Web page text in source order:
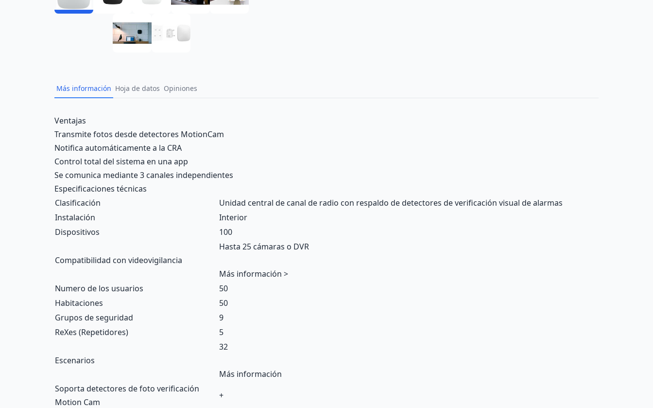
Más información Hoja de datos Opiniones
Description
Ventajas
Transmite fotos desde detectores MotionCam
Notifica automáticamente a la CRA
Control total del sistema en una app
Se comunica mediante 3 canales independientes
Especificaciones técnicas
Clasificación
Unidad central de canal de radio con respaldo de detectores de verificación visual de alarmas
Instalación
Interior
Dispositivos
100
Compatibilidad con videovigilancia
Hasta 25 cámaras o DVR
Más información >
Numero de los usuarios
50
Habitaciones
50
Grupos de seguridad
9
ReXes (Repetidores)
5
Escenarios
32
Más información
Soporta detectores de foto verificación
Motion Cam
+